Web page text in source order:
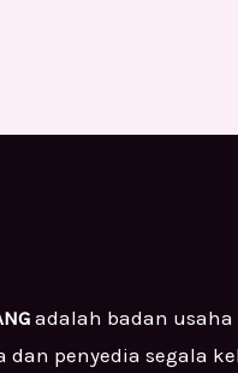
adalah badan
dan penyedia segala